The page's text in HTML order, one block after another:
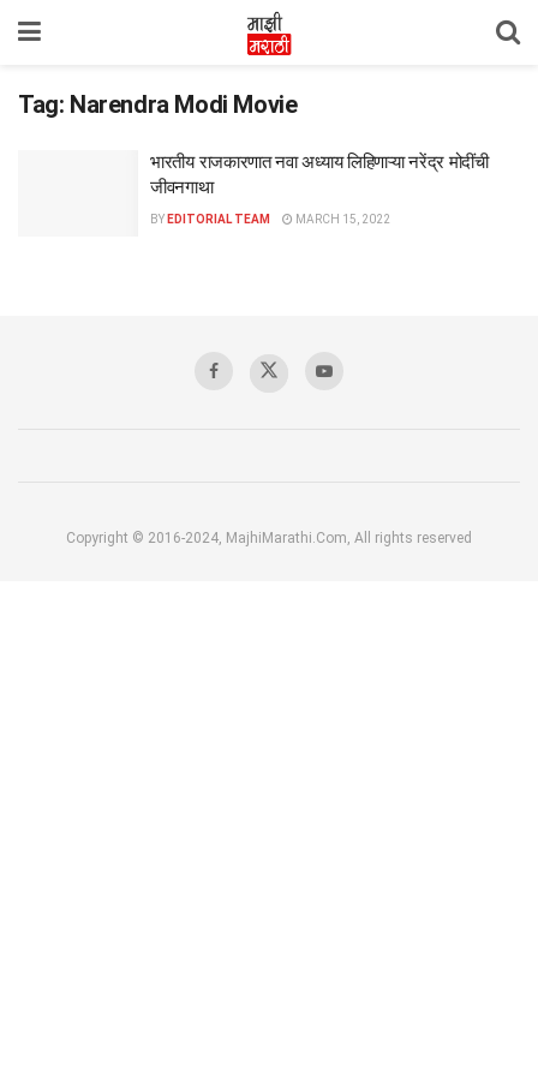
Tag: Narendra Modi Movie
भारतीय राजकारणात नवा अध्याय लिहिणाऱ्या नरेंद्र मोदींची
जीवनगाथा
BY EDITORIAL TEAM MARCH 15, 2022
Copyright © 2016-2024, MajhiMarathi.Com, All rights reserved